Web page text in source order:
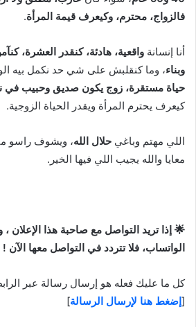
فالزواج، محترم، وكيعرف قيمة المرأة.
أنا إنسانة واقعية، هادئة، كنقدر العشرة،
وبناء، وما كنقلبش على شي حد نكمل بيه
حياة مستقرة، زوج يكون صديق وحبيب
كيعرف يحترم المرأة ويقدر الحياة الزوجية.
اللي مهتم وباغي حلال الله، ويشوف راسو
معايا والله يجيب اللي فيها الخير.
🌟 إذا تريد التواصل مع صاحبة هذا
الواتساب، فلا تتردد في التواصل معها الآن !
كل ما عليك فعله هو إرسال رسالة عبر
[إضغط هنا لإرسال الرسالة]